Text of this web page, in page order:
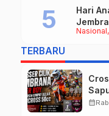
Nasional
Hari
TERBARU
calendar_month